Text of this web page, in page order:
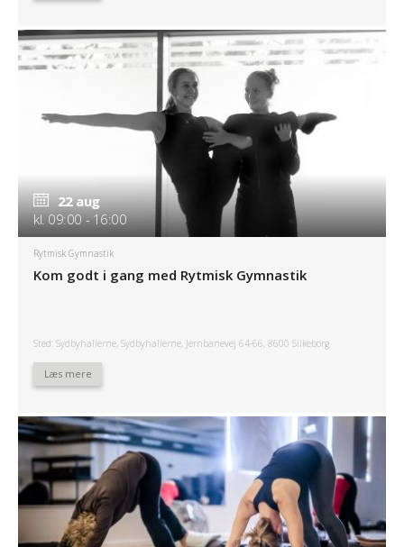
22 aug
kl. 09:00 - 16:00
Rytmisk Gymnastik
Kom godt i gang med Rytmisk Gymnastik
Sted: Sydbyhallerne, Sydbyhallerne, Jernbanevej 64-66, 8600 Silkeborg
Læs mere